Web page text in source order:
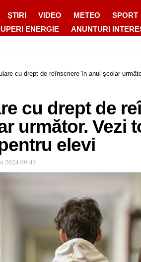
ŞTIRI VIDEO METEO SPORT
ENERGIE
ANUNTURI
cu drept de reînscriere în anul școlar
cu drept de
următor. Vezi
elevi
2024 09:43